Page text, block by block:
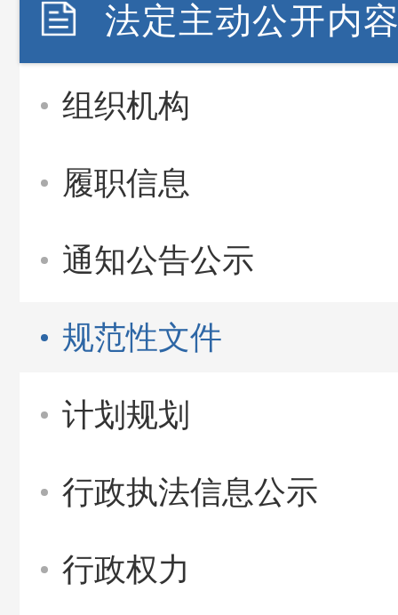
法定主动公开内
组织机构
履职信息
通知公告公示
规范性文件
计划规划
行政执法信息公示
行政权力